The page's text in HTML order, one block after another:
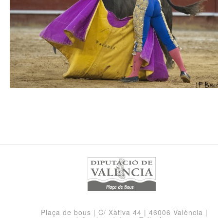
Plaça de bous | C/ Xàtiva 44 | 46006 València |